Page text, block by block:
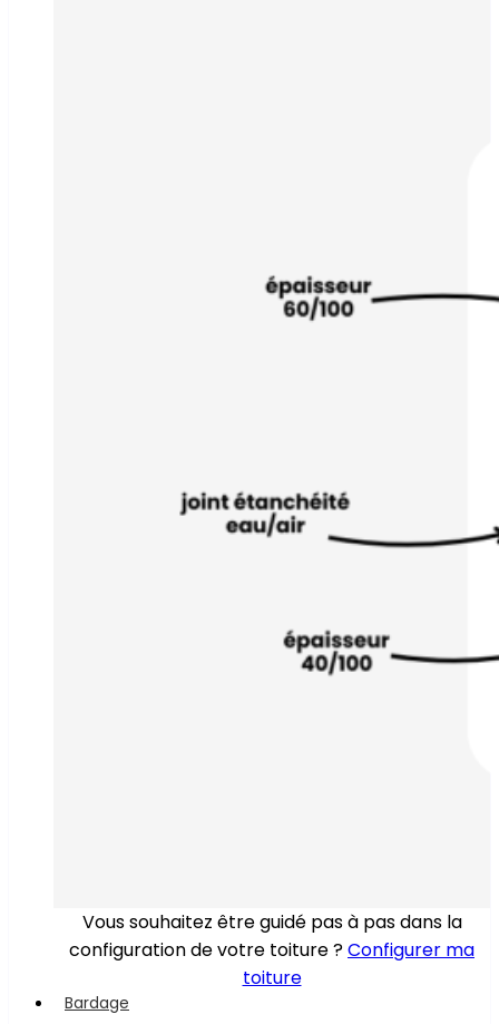
Vous souhaitez être guidé pas à pas dans la
configuration de votre toiture ?Configurer ma
toiture
Bardage